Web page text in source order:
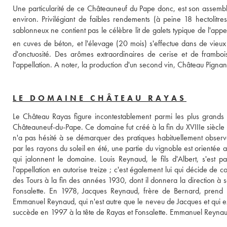
Une particularité de ce Châteauneuf du Pape donc, est son
environ. Privilégiant de faibles rendements (à peine 18
sablonneux ne contient pas le célèbre lit de galets typique de
en cuves de béton, et l'élevage (20 mois) s'effectue dans de
d'onctuosité. Des arômes extraordinaires de cerise et de
l'appellation. A noter, la production d'un second vin, Château
LE DOMAINE CHÂTEAU RAYAS
Le Château Rayas figure incontestablement parmi les plus
Châteauneuf-du-Pape. Ce domaine fut créé à la fin du XVIIIe
n'a pas hésité à se démarquer des pratiques habituellement
par les rayons du soleil en été, une partie du vignoble est orientée
qui jalonnent le domaine. Louis Reynaud, le fils d'Albert, s'est
l'appellation en autorise treize ; c'est également lui qui décide de
des Tours à la fin des années 1930, dont il donnera la direction à
Fonsalette. En 1978, Jacques Reynaud, frère de Bernard,
Emmanuel Reynaud, qui n'est autre que le neveu de Jacques et
succède en 1997 à la tête de Rayas et Fonsalette. Emmanuel